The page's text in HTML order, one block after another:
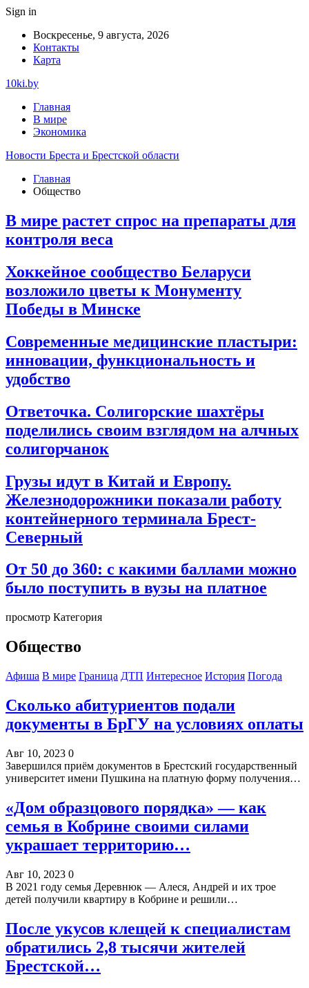
Sign in
Воскресенье, 9 августа, 2026
Контакты
Карта
10ki.by
Главная
В мире
Экономика
Новости Бреста и Брестской области
Главная
Общество
В мире растет спрос на препараты для
контроля веса
Хоккейное сообщество Беларуси
возложило цветы к Монументу
Победы в Минске
Современные медицинские пластыри:
инновации, функциональность и
удобство
Ответочка. Солигорские шахтёры
поделились своим взглядом на алчных
солигорчанок
Грузы идут в Китай и Европу.
Железнодорожники показали работу
контейнерного терминала Брест-
Северный
От 50 до 360: с какими баллами можно
было поступить в вузы на платное
просмотр Категория
Общество
Афиша В мире Граница ДТП Интересное История Погода
Сколько абитуриентов подали
документы в БрГУ на условиях оплаты
Авг 10, 2023 0
Завершился приём документов в Брестский государственный
университет имени Пушкина на платную форму получения…
«Дом образцового порядка» — как
семья в Кобрине своими силами
украшает территорию…
Авг 10, 2023 0
В 2021 году семья Деревнюк — Алеся, Андрей и их трое
детей получили квартиру в Кобрине и решили…
После укусов клещей к специалистам
обратились 2,8 тысячи жителей
Брестской…